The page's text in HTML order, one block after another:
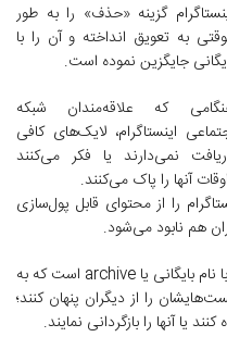
گزینه «حذف» را به طور
به تعویق انداخته و آن را با
جایگزین نموده است.
که علاقه‌مندان شبکه
اینستاگرام‌، لایک‌های کافی
نمی‌دارند یا فکر می‌کنند
آنها را پاک می‌کنند.
را از محتوای قابل پول‌سازی
هم نابود می‌شود.
اینستاگرام سرگرم عرضه یک ویژگی جدید با نام بایگانی یا archive است که به
را از دیگران پنهان کنند؛
یا آنها را بازگردانی نمایند.